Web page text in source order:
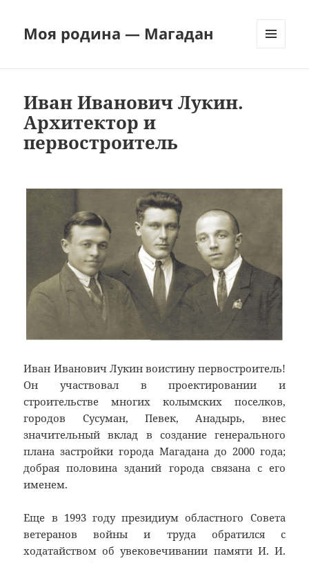
Моя родина — Магадан
Иван Иванович Лукин.
Архитектор и
первостроитель
Иван Иванович Лукин воистину первостроитель!
Он участвовал в проектировании и
строительстве многих колымских поселков,
городов Сусуман, Певек, Анадырь, внес
значительный вклад в создание генерального
плана застройки города Магадана до 2000 года;
добрая половина зданий города связана с его
именем.
Еще в 1993 году президиум областного Совета
ветеранов войны и труда обратился с
ходатайством об увековечивании памяти И. И.